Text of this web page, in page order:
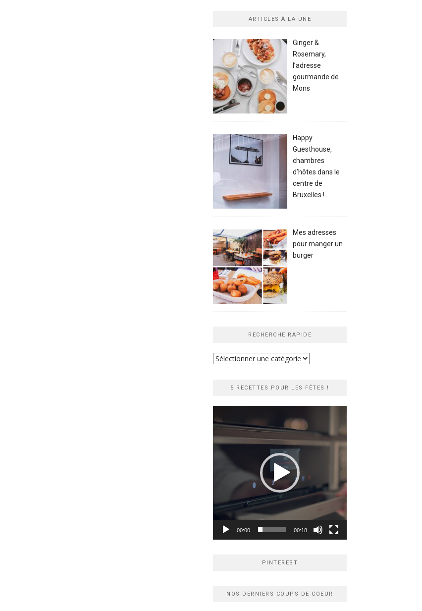
ARTICLES À LA UNE
Ginger &
Rosemary,
l’adresse
gourmande de
Mons
Happy
Guesthouse,
chambres
d’hôtes dans le
centre de
Bruxelles !
Mes adresses
pour manger un
burger
RECHERCHE RAPIDE
Recherche
5 RECETTES POUR LES FÊTES !
vidéo
00:00 00:18
PINTEREST
NOS DERNIERS COUPS DE COEUR